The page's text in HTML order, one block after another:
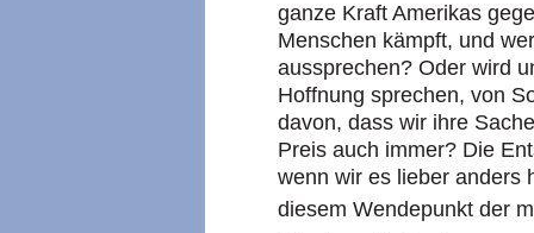
ganze Kraft Amerikas
Menschen kämpft, und
aussprechen? Oder wird
Hoffnung sprechen, von
davon, dass wir ihre
Preis auch immer? Die
wenn wir es lieber anders
diesem Wendepunkt der